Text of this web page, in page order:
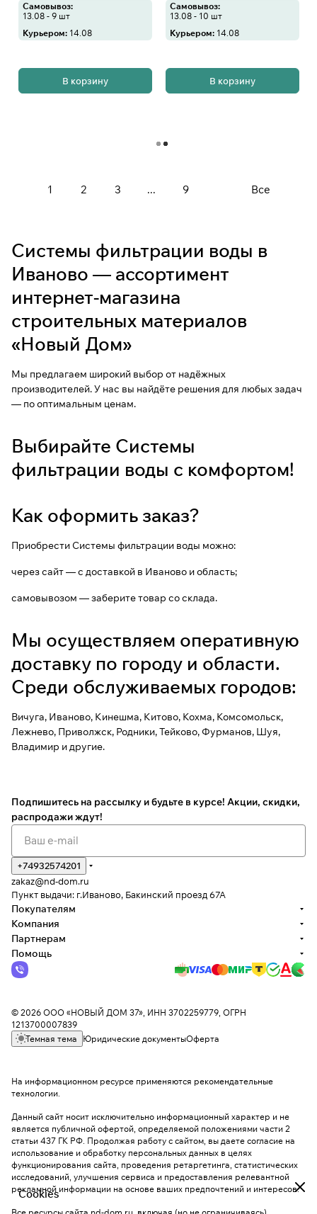
Самовывоз:
13.08 - 9 шт
Курьером: 14.08
В корзину
Самовывоз:
13.08 - 10 шт
Курьером: 14.08
В корзину
Загрузить еще
1 2 3 ... 9 Все
Системы фильтрации воды в
Иваново — ассортимент
интернет-магазина
строительных материалов
«Новый Дом»
Мы предлагаем широкий выбор от надёжных
производителей. У нас вы найдёте решения для любых задач
— по оптимальным ценам.
Выбирайте Системы
фильтрации воды с комфортом!
Как оформить заказ?
Приобрести Системы фильтрации воды можно:
через сайт — с доставкой в Иваново и область;
самовывозом — заберите товар со склада.
Мы осуществляем оперативную
доставку по городу и области.
Среди обслуживаемых городов:
Вичуга, Иваново, Кинешма, Китово, Кохма, Комсомольск,
Лежнево, Приволжск, Родники, Тейково, Фурманов, Шуя,
Владимир и другие.
Cookies
Подпишитесь на рассылку и будьте в курсе! Акции, скидки,
распродажи ждут!
+74932574201
zakaz@nd-dom.ru
Пункт выдачи: г.Иваново, Бакинский проезд 67А
Покупателям
Компания
Партнерам
Помощь
© 2026 ООО «НОВЫЙ ДОМ 37», ИНН 3702259779, ОГРН
1213700007839
Темная тема
Юридические документыОферта
На информационном ресурсе применяются рекомендательные
технологии.
Данный сайт носит исключительно информационный характер и не
является публичной офертой, определяемой положениями части 2
статьи 437 ГК РФ. Продолжая работу с сайтом, вы даете согласие на
использование и обработку персональных данных в целях
функционирования сайта, проведения ретаргетинга, статистических
исследований, улучшения сервиса и предоставления релевантной
рекламной информации на основе ваших предпочтений и интересов.